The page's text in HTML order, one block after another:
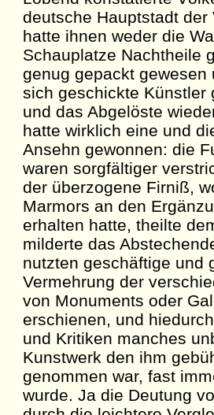
deutsche Hauptstadt
hatte ihnen weder die
Schauplatze Nachtheile
genug gepackt
sich geschickte Künstler
und das Abgelöste
hatte wirklich eine und
Ansehn gewonnen: die
waren sorgfältiger
der überzogene Firniß,
Marmors an den
erhalten hatte, theilte
milderte das
nutzten geschäftige und
Vermehrung der
von Monuments oder
erschienen, und hiedurch
und Kritiken manches
Kunstwerk den ihm
genommen war, fast
wurde. Ja die Deutung